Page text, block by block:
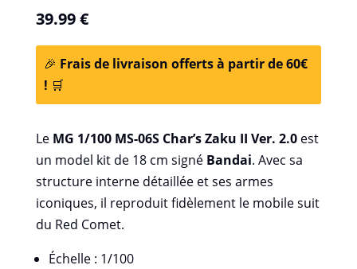
39.99€
🎉 Frais de livraison offerts à partir de 60€
! 🛒
Le MG 1/100 MS-06S Char’s Zaku II Ver. 2.0est
un model kit de 18 cm signé Bandai. Avec sa
structure interne détaillée et ses armes
iconiques, il reproduit fidèlement le mobile suit
du Red Comet.
Échelle : 1/100